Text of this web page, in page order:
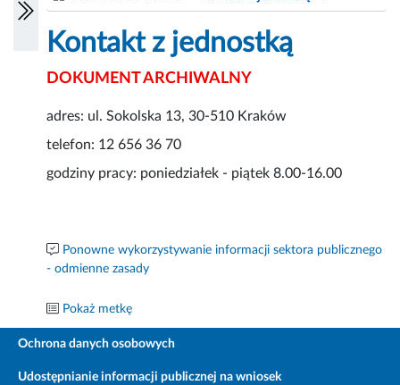
Kontakt z jednostką
DOKUMENT ARCHIWALNY
adres: ul. Sokolska 13, 30-510 Kraków
telefon: 12 656 36 70
godziny pracy: poniedziałek - piątek 8.00-16.00
Ponowne wykorzystywanie informacji sektora publicznego
- odmienne zasady
Pokaż metkę
Ochrona danych osobowych
Udostępnianie informacji publicznej na wniosek